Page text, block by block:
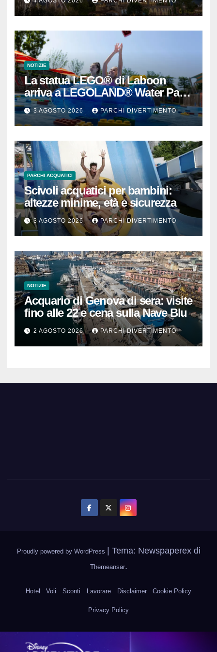
NOTIZIE
La statua LEGO® di Laboon
arriva a LEGOLAND® Water Park
Gardaland
3 AGOSTO 2026 PARCHI DIVERTIMENTO
PARCHI ACQUATICI
Scivoli acquatici per bambini:
altezze minime, età e sicurezza
3 AGOSTO 2026 PARCHI DIVERTIMENTO
NOTIZIE
Acquario di Genova di sera: visite
fino alle 22 e cena sulla Nave Blu
2 AGOSTO 2026 PARCHI DIVERTIMENTO
Proudly powered by WordPress Tema: Newspaperex di
Themeansar.
Hotel Voli Sconti Lavorare Disclaimer Cookie Policy
Privacy Policy